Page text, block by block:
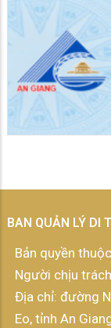
BAN QUẢN LÝ DI
Bản quyền
Người chịu
Địa chỉ: đường
Eo, tỉnh An